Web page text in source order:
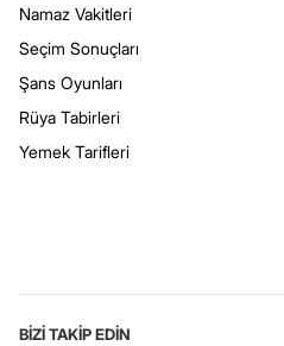
Namaz Vakitleri
Seçim Sonuçları
Şans Oyunları
Rüya Tabirleri
Yemek Tarifleri
BİZİ TAKİP EDİN